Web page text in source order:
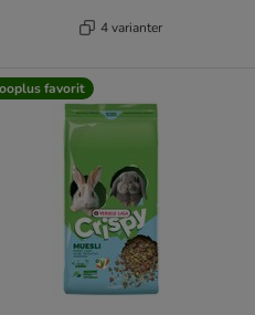
4 varianter
favorit